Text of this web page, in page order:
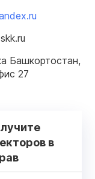
Башкортостан,
27
в